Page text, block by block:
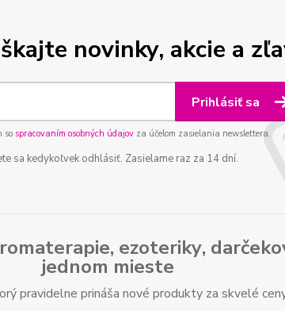
novinky, akcie a
Prihlásiť sa
so spracovaním osobných údajovza účelom zasielania newslettera.
sa kedykoľvek odhlásiť. Zasielame raz za 14 dní.
, ezoteriky,
jednom mieste
pravidelne prináša nové produkty za skvelé